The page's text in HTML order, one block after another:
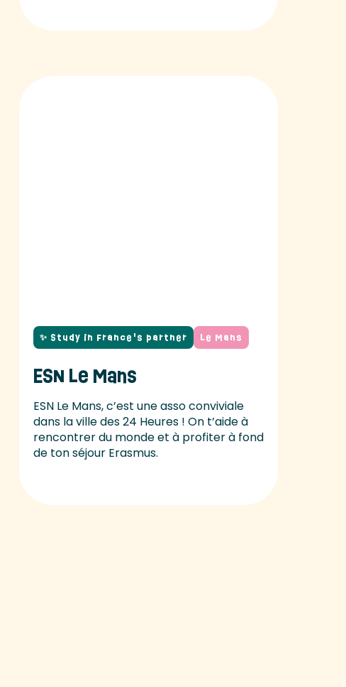
✨ Study in France's partner Le Mans
ESN Le Mans
ESN Le Mans, c’est une asso conviviale
dans la ville des 24 Heures ! On t’aide à
rencontrer du monde et à profiter à fond
de ton séjour Erasmus.